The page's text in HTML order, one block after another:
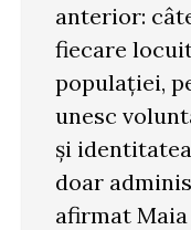
anterior:
fiecare
populației,
unesc
și
doar
afirmat Maia